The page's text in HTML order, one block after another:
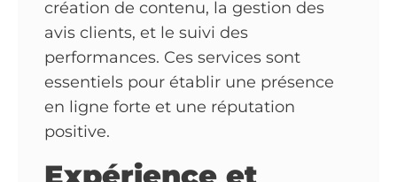
création de contenu, la gestion des
avis clients, et le suivi des
performances. Ces services sont
essentiels pour établir une présence
en ligne forte et une réputation
positive.